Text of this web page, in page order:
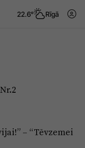
22.6° Rīgā
– “Tēvzemei